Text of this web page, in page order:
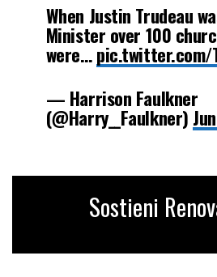
When Justin Trudeau
Minister over 100
were…pic.twitter.com/
— Harrison Faulkner
(@Harry__Faulkner)
Sostieni